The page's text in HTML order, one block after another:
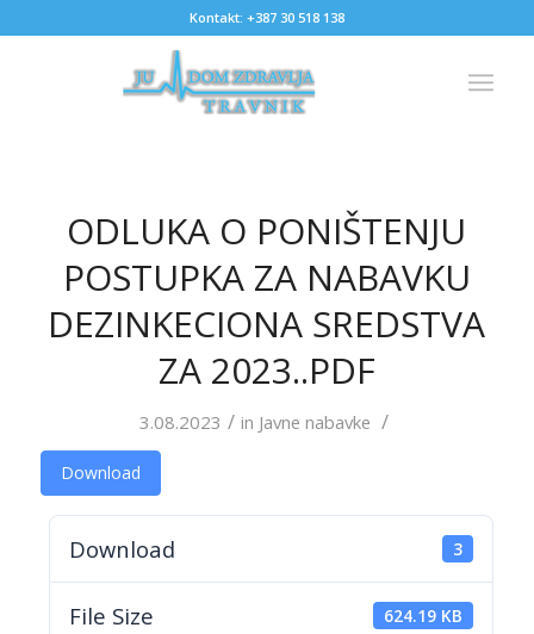
Kontakt: +387 30 518 138
ODLUKA O PONIŠTENJU
POSTUPKA ZA NABAVKU
DEZINKECIONA SREDSTVA
ZA 2023..PDF
3.08.2023 / in Javne nabavke /
Download
Download 3
File Size 624.19 KB